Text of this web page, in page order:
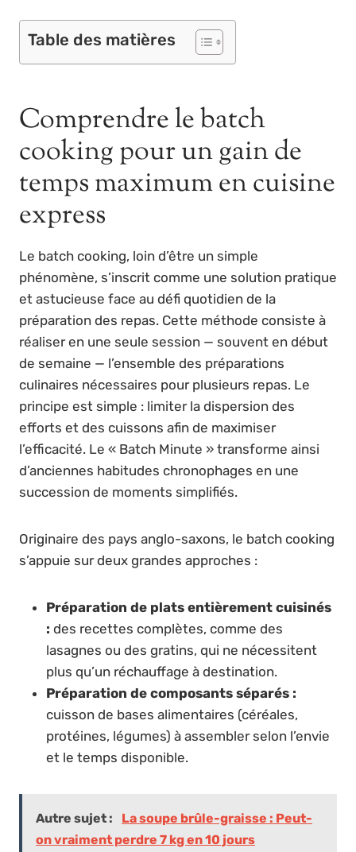
Table des matières
Comprendre le batch
cooking pour un gain de
temps maximum en cuisine
express
Le batch cooking, loin d’être un simple
phénomène, s’inscrit comme une solution pratique
et astucieuse face au défi quotidien de la
préparation des repas. Cette méthode consiste à
réaliser en une seule session — souvent en début
de semaine — l’ensemble des préparations
culinaires nécessaires pour plusieurs repas. Le
principe est simple : limiter la dispersion des
efforts et des cuissons afin de maximiser
l’efficacité. Le « Batch Minute » transforme ainsi
d’anciennes habitudes chronophages en une
succession de moments simplifiés.
Originaire des pays anglo-saxons, le batch cooking
s’appuie sur deux grandes approches :
Préparation de plats entièrement cuisinés
: des recettes complètes, comme des
lasagnes ou des gratins, qui ne nécessitent
plus qu’un réchauffage à destination.
Préparation de composants séparés :
cuisson de bases alimentaires (céréales,
protéines, légumes) à assembler selon l’envie
et le temps disponible.
Autre sujet :
La soupe brûle-graisse : Peut-
on vraiment perdre 7 kg en 10 jours